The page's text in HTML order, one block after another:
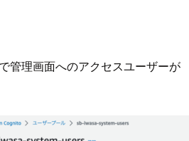
管理画面へのアクセスユーザーが